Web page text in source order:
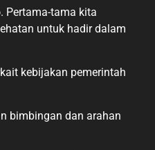
Pertama-tama kita
untuk hadir dalam
kebijakan pemerintah
bimbingan dan arahan